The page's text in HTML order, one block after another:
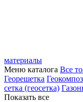
материалы
Меню каталога Все
Георешетка
сетка (геосетка)
Показать все